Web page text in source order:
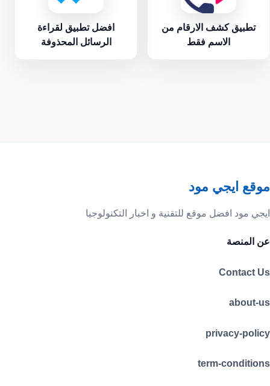
تطبيق كشف الارقام من
الاسم فقط
افضل تطبيق لقراءة
الرسائل المحذوفة
موقع ايجي مود
ايجي مود افضل موقع للتقنية و اخبار التكنولوجيا
عن المنصة
Contact Us
about-us
privacy-policy
term-conditions